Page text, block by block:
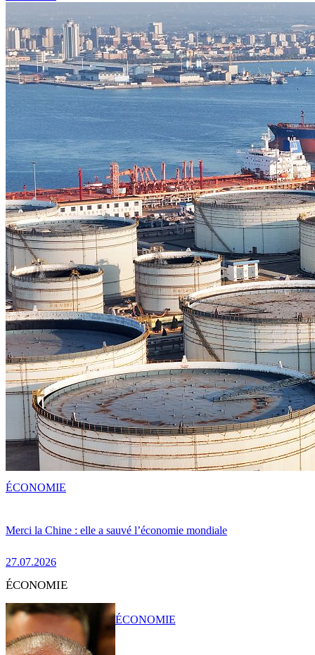
Merci la Chine : elle a sauvé l’économie mondiale
27.07.2026
ÉCONOMIE
ÉCONOMIE
ÉCONOMIE